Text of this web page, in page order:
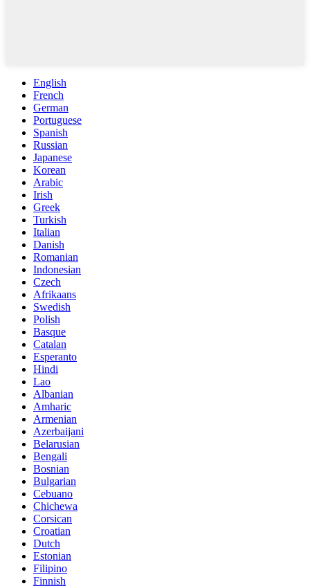
English
French
German
Portuguese
Spanish
Russian
Japanese
Korean
Arabic
Irish
Greek
Turkish
Italian
Danish
Romanian
Indonesian
Czech
Afrikaans
Swedish
Polish
Basque
Catalan
Esperanto
Hindi
Lao
Albanian
Amharic
Armenian
Azerbaijani
Belarusian
Bengali
Bosnian
Bulgarian
Cebuano
Chichewa
Corsican
Croatian
Dutch
Estonian
Filipino
Finnish